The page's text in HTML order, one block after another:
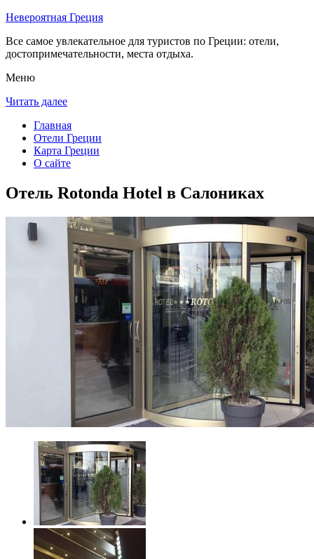
Невероятная Греция
Все самое увлекательное для туристов по Греции: отели,
достопримечательности, места отдыха.
Меню
Читать далее
Главная
Отели Греции
Карта Греции
О сайте
Отель Rotonda Hotel в Салониках